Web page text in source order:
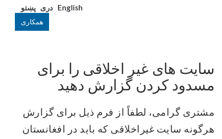
English دری پښتو
همکاری
سایت های غیر اخلاقی را برای
مسدود کردن گزارش دهید
مشتری گرامی، لطفاً از فرم ذیل برای گزارش
هرگونه سایت غیراخلاقی که باید در افغانستان